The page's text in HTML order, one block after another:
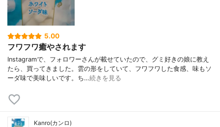
5.00
フワフワ癒やされます
Instagramで、フォロワーさんが載せていたので、グミ好きの娘に教え
たら、買ってきました。雲の形をしていて、フワフワした食感、味もソ
ーダ味で美味しいです。ち…続きを見る
Kanro(カンロ)